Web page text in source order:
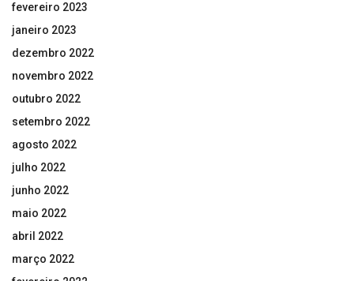
fevereiro 2023
janeiro 2023
dezembro 2022
novembro 2022
outubro 2022
setembro 2022
agosto 2022
julho 2022
junho 2022
maio 2022
abril 2022
março 2022